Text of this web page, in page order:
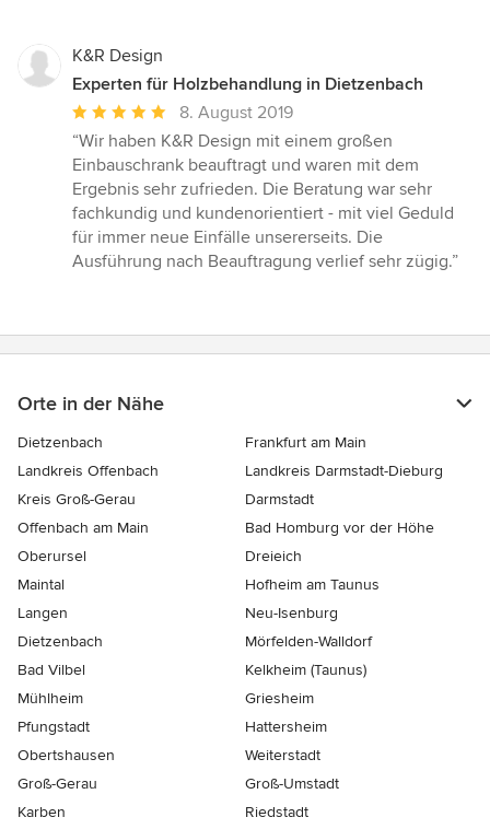
K&R Design
Experten für Holzbehandlung in Dietzenbach
Durchschnittliche
Bewertung:
5
von
5
Sternen
8. August 2019
“Wir haben K&R Design mit einem großen
Einbauschrank beauftragt und waren mit dem
Ergebnis sehr zufrieden. Die Beratung war sehr
fachkundig und kundenorientiert - mit viel Geduld
für immer neue Einfälle unsererseits. Die
Ausführung nach Beauftragung verlief sehr zügig.”
Orte in der Nähe
Dietzenbach
Frankfurt am Main
Landkreis Offenbach
Landkreis Darmstadt-Dieburg
Kreis Groß-Gerau
Darmstadt
Offenbach am Main
Bad Homburg vor der Höhe
Oberursel
Dreieich
Maintal
Hofheim am Taunus
Langen
Neu-Isenburg
Dietzenbach
Mörfelden-Walldorf
Bad Vilbel
Kelkheim (Taunus)
Mühlheim
Griesheim
Pfungstadt
Hattersheim
Obertshausen
Weiterstadt
Groß-Gerau
Groß-Umstadt
Karben
Riedstadt